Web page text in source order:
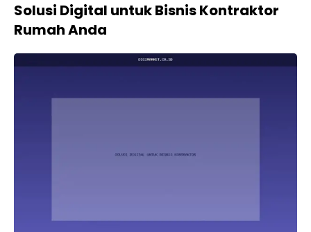
Solusi Digital untuk Bisnis Kontraktor
Rumah Anda